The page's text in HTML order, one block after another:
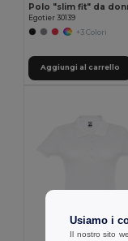
Polo "slim fit" da
Egotier 30139
+3 Colori
Aggiungi al carrello
Usiamo i
Il nostro sito